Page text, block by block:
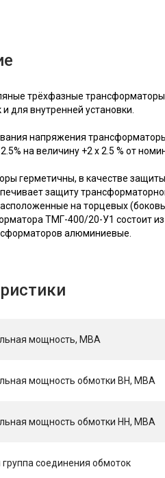
трёхфазные
для внутренней установки.
напряжения
на величину +2 х 2.5 % от
герметичны, в качестве
защиту
на торцевых
ТМГ-400/20-У1 состоит
алюминиевые.
мощность, МВА
мощность обмотки ВН, МВА
мощность обмотки НН, МВА
соединения обмоток